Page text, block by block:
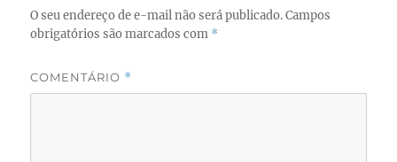
k
O seu endereço de e-mail não será publicado. Campos
obrigatórios são marcados com *
COMENTÁRIO *